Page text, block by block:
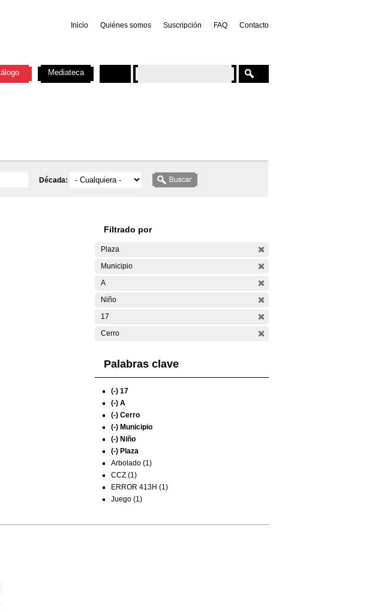
Inicio Quiénes somos Suscripción FAQ Contacto
Década:
Filtrado por
Plaza
Municipio
A
Niño
17
Cerro
Palabras clave
(-) 17
(-) A
(-) Cerro
(-) Municipio
(-) Niño
(-) Plaza
Arbolado (1)
CCZ (1)
ERROR 413H (1)
Juego (1)
Mediateca